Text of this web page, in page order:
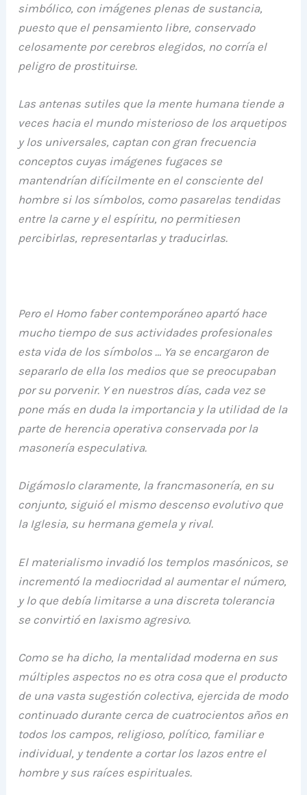
simbólico, con imágenes plenas de sustancia,
puesto que el pensamiento libre, conservado
celosamente por cerebros elegidos, no corría el
peligro de prostituirse.
Las antenas sutiles que la mente humana tiende a
veces hacia el mundo misterioso de los arquetipos
y los universales, captan con gran frecuencia
conceptos cuyas imágenes fugaces se
mantendrían difícilmente en el consciente del
hombre si los símbolos, como pasarelas tendidas
entre la carne y el espíritu, no permitiesen
percibirlas, representarlas y traducirlas.
Pero el Homo faber contemporáneo apartó hace
mucho tiempo de sus actividades profesionales
esta vida de los símbolos … Ya se encargaron de
separarlo de ella los medios que se preocupaban
por su porvenir. Y en nuestros días, cada vez se
pone más en duda la importancia y la utilidad de la
parte de herencia operativa conservada por la
masonería especulativa.
Digámoslo claramente, la francmasonería, en su
conjunto, siguió el mismo descenso evolutivo que
la Iglesia, su hermana gemela y rival.
El materialismo invadió los templos masónicos, se
incrementó la mediocridad al aumentar el número,
y lo que debía limitarse a una discreta tolerancia
se convirtió en laxismo agresivo.
Como se ha dicho, la mentalidad moderna en sus
múltiples aspectos no es otra cosa que el producto
de una vasta sugestión colectiva, ejercida de modo
continuado durante cerca de cuatrocientos años en
todos los campos, religioso, político, familiar e
individual, y tendente a cortar los lazos entre el
hombre y sus raíces espirituales.